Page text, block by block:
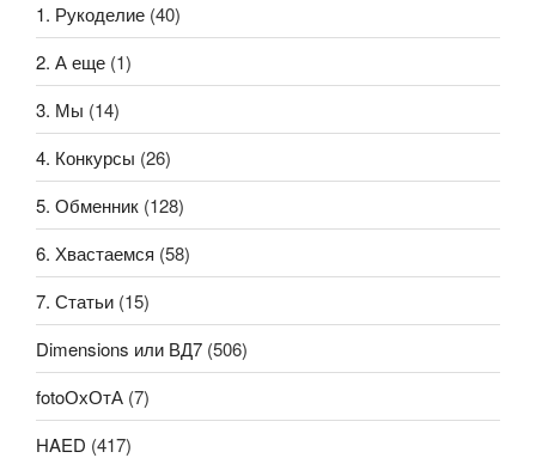
1. Рукоделие (40)
2. А еще (1)
3. Мы (14)
4. Конкурсы (26)
5. Обменник (128)
6. Хвастаемся (58)
7. Статьи (15)
Dimensions или ВД7 (506)
fotoОхОтА (7)
HAED (417)